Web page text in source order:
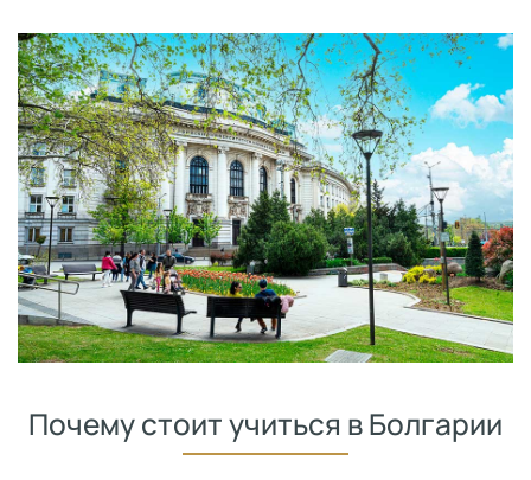
Почему стоит учиться в Болгарии